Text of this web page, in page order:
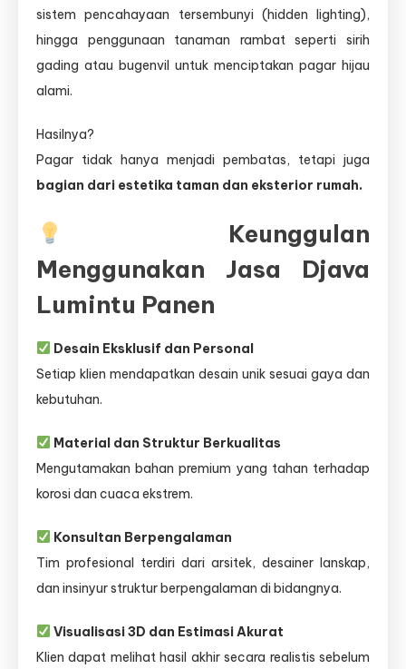
sistem pencahayaan tersembunyi (hidden lighting),
hingga penggunaan tanaman rambat seperti sirih
gading atau bugenvil untuk menciptakan pagar hijau
alami.
Hasilnya?
Pagar tidak hanya menjadi pembatas, tetapi juga
bagian dari estetika taman dan eksterior rumah.
Keunggulan
Menggunakan Jasa Djava
Lumintu Panen
Desain Eksklusif dan Personal
Setiap klien mendapatkan desain unik sesuai gaya dan
kebutuhan.
Material dan Struktur Berkualitas
Mengutamakan bahan premium yang tahan terhadap
korosi dan cuaca ekstrem.
Konsultan Berpengalaman
Tim profesional terdiri dari arsitek, desainer lanskap,
dan insinyur struktur berpengalaman di bidangnya.
Visualisasi 3D dan Estimasi Akurat
Klien dapat melihat hasil akhir secara realistis sebelum